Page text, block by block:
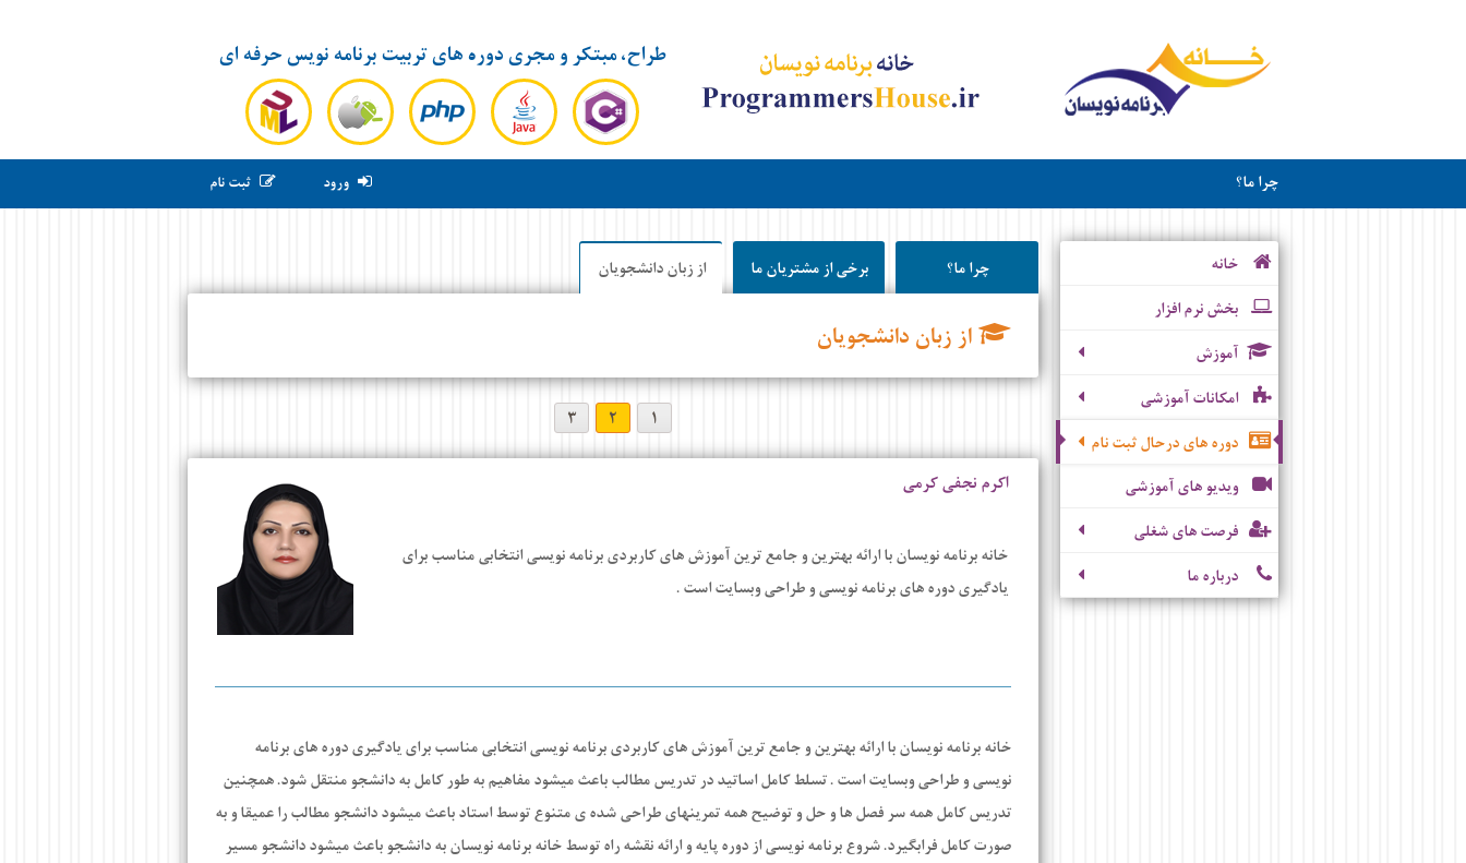
طراح، مبتکر و مجری دوره های تربیت برنامه نویس حرفه ای
ورود ثبت نام چرا ما؟
چرا ما؟ برخی از مشتریان ما از زبان دانشجویان
از زبان دانشجویان
۱ ۲ ۳
اکرم نجفی کرمی
خانه برنامه نویسان با ارائه بهترین و جامع ترین آموزش های کاربردی برنامه نویسی انتخابی مناسب برای
یادگیری دوره های برنامه نویسی و طراحی وبسایت است .
خانه برنامه نویسان با ارائه بهترین و جامع ترین آموزش های کاربردی برنامه نویسی انتخابی مناسب برای یادگیری دوره های برنامه
نویسی و طراحی وبسایت است . تسلط کامل اساتید در تدریس مطالب باعث میشود مفاهیم به طور کامل به دانشجو منتقل شود. همچنین
تدریس کامل همه سر فصل ها و حل و توضیح همه تمرینهای طراحی شده ی متنوع توسط استاد باعث میشود دانشجو مطالب را عمیقا و به
صورت کامل فرابگیرد. شروع برنامه نویسی از دوره پایه و ارائه نقشه راه توسط خانه برنامه نویسان به دانشجو باعث میشود دانشجو مسیر
خانه
بخش نرم افزار
آموزش
امکانات آموزشی
دوره های درحال ثبت نام
ویدیو های آموزشی
فرصت های شغلی
درباره ما